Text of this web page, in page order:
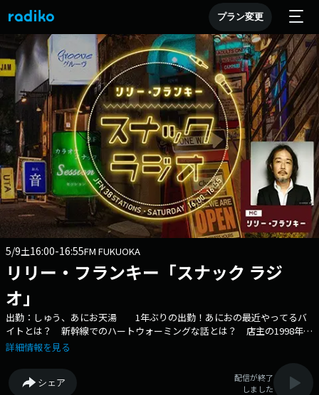
プラン変更
5/9土16:00-16:55FM FUKUOKA
リリー・フランキー「スナック ラジ
オ」
出勤：しゅう、あにお天湯 1年ぶりの出勤！あにおの最近やってるバ
イトとは？ 新幹線でのハートウォーミングな話とは？ 店主の1998年の
書籍『美女と野球』の感想が今、届く。 などなど・・・ 時に香ばし
お楽しみに。 番組Webサイト：https://www.tfm.co.jp/snack/ メッ
セージフォーム：https://www.tfm.co.jp/f/snack/form
詳細情報を見る
シェア
配信が終了
しました